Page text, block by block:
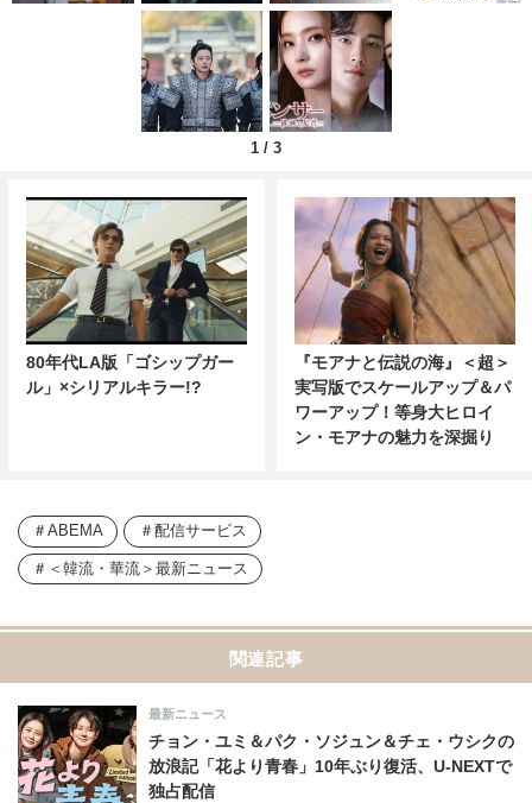
1 / 3
80年代LA版「ゴシップガー
ル」×シリアルキラー!?
『モアナと伝説の海』＜超＞
実写版でスケールアップ＆パ
ワーアップ！等身大ヒロイ
ン・モアナの魅力を深掘り
ABEMA 配信サービス
＜韓流・華流＞最新ニュース
関連記事
チョン・ユミ＆パク・ソジュン＆チェ・ウシクの
放浪記「花より青春」10年ぶり復活、U-NEXTで
独占配信
最新ニュース